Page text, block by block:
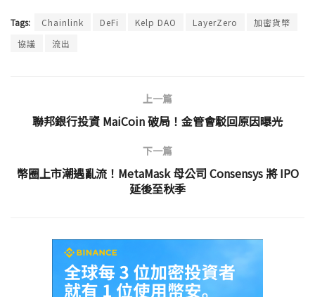
Tags: Chainlink DeFi Kelp DAO LayerZero
加密貨幣
協議
流出
上一篇
聯邦銀行投資 MaiCoin 破局！金管會駁回原因曝光
下一篇
幣圈上市潮遇亂流！MetaMask 母公司 Consensys 將 IPO
延後至秋季